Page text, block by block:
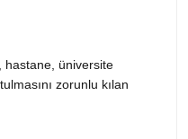
hastane, üniversite
zorunlu kılan